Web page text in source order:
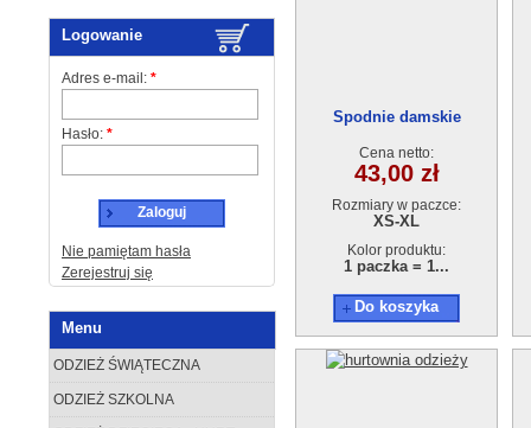
Logowanie
Adres e-mail: *
Hasło: *
Zaloguj
Nie pamiętam hasła
Zerejestruj się
Menu
ODZIEŻ ŚWIĄTECZNA
ODZIEŻ SZKOLNA
Spodnie damskie
Cena netto:
43,00 zł
Rozmiary w paczce:
XS-XL
Kolor produktu:
1 paczka = 1...
Do koszyka